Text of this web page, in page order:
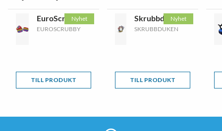
Nyhet
EuroScrubby
EUROSCRUBBY
TILL PRODUKT
Nyhet
Skrubbduken
SKRUBBDUKEN
TILL PRODUKT